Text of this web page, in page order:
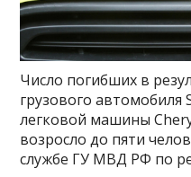
Число погибших в
грузового
легковой машины
возросло до пяти
службе ГУ МВД РФ по